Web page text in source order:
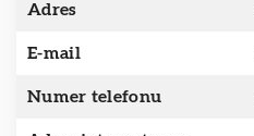
Adres
E-mail
Numer telefonu